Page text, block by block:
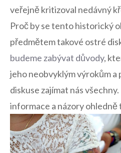
veřejně kritizoval nedávný
Proč by se tento historický
předmětem takové ostré
budeme zabývat důvody,
jeho neobvyklým výrokům a
diskuse zajímat nás
informace a názory